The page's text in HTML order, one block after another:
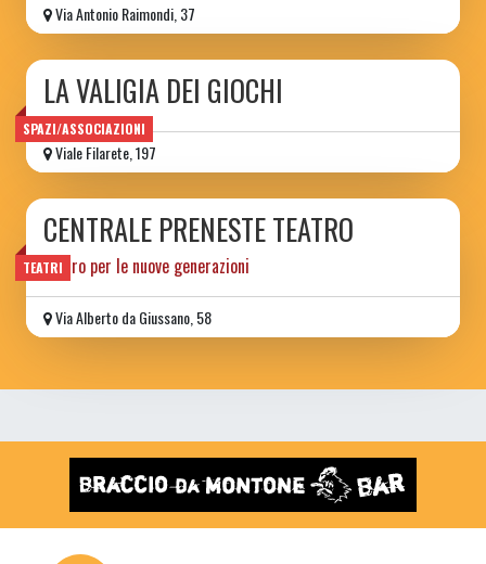
Via Antonio Raimondi, 37
SPAZI/ASSOCIAZIONI
LA VALIGIA DEI GIOCHI
Viale Filarete, 197
TEATRI
CENTRALE PRENESTE TEATRO
teatro per le nuove generazioni
Via Alberto da Giussano, 58